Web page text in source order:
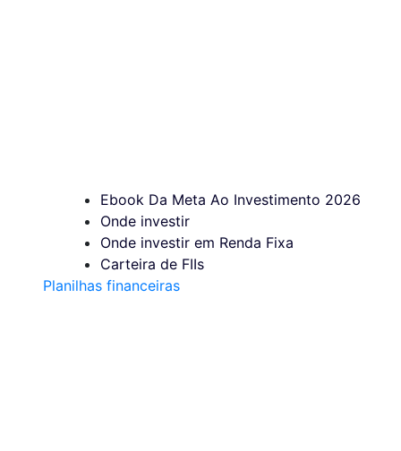
Ebook Da Meta Ao Investimento 2026
Onde investir
Onde investir em Renda Fixa
Carteira de FIIs
Planilhas financeiras